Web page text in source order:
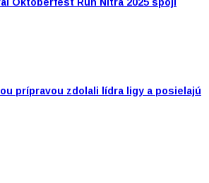
prípravou zdolali lídra ligy a posielajú